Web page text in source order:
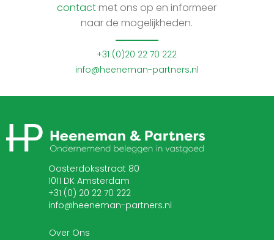
contact met ons op en informeer
naar de mogelijkheden.
+31 (0)20 22 70 222
info@heeneman-partners.nl
Oosterdoksstraat 80
1011 DK Amsterdam
+31 (0) 20 22 70 222
info@heeneman-partners.nl
Over Ons